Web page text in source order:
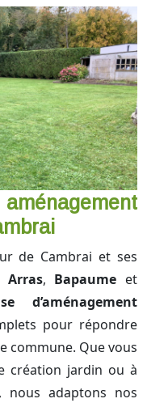
de Cambrai et ses
Arras, Bapaume et
d’aménagement
pour répondre
commune. Que vous
création jardin ou à
adaptons nos